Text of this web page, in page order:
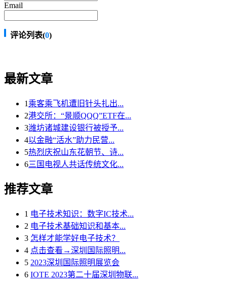
Email
评论列表(0)
最新文章
1 乘客乘飞机遭旧针头扎出...
2港交所：“景顺QQQ”ETF在...
3潍坊诸城建设银行被授予...
4以金融“活水”助力民营...
5热烈庆祝山东花朝节、诗...
6三国电视人共话传统文化...
推荐文章
1 电子技术知识：数字IC技术...
2 电子技术基础知识和基本...
3 怎样才能学好电子技术？
4 点击查看→深圳国际照明...
5 2023深圳国际照明展览会
6 IOTE 2023第二十届深圳物联...